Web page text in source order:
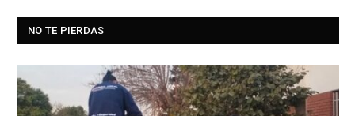
NO TE PIERDAS